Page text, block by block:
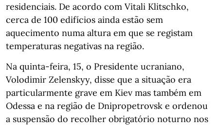
residenciais. De acordo com Vitali Klitschko,
cerca de 100 edifícios ainda estão sem
aquecimento numa altura em que se registam
temperaturas negativas na região.
Na quinta-feira, 15, o Presidente ucraniano,
Volodimir Zelenskyy, disse que a situação era
particularmente grave em Kiev mas também em
Odessa e na região de Dnipropetrovsk e ordenou
a suspensão do recolher obrigatório noturno nos